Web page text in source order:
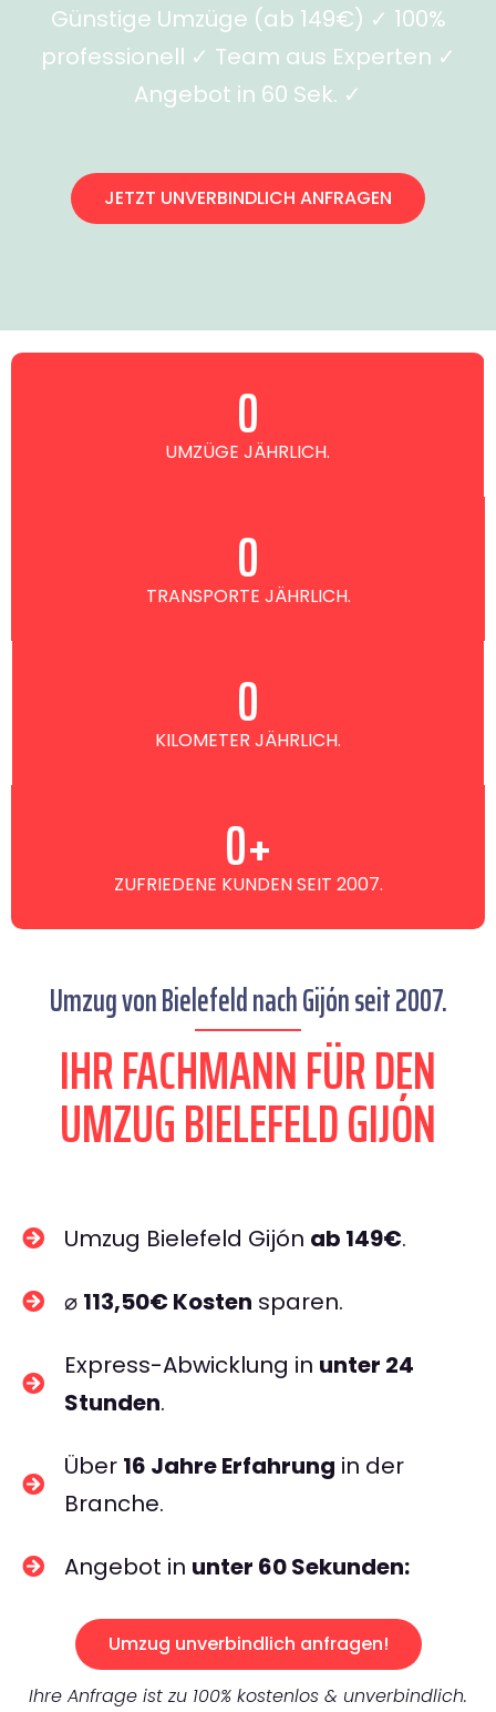
Günstige Umzüge (ab 149€) ✓ 100%
professionell ✓ Team aus Experten ✓
Angebot in 60 Sek. ✓
JETZT UNVERBINDLICH ANFRAGEN
UMZÜGE JÄHRLICH.
0
TRANSPORTE JÄHRLICH.
0
KILOMETER JÄHRLICH.
0
ZUFRIEDENE KUNDEN SEIT 2007.
0+
Umzug von Bielefeld nach Gijón seit 2007.
IHR FACHMANN FÜR DEN
UMZUG BIELEFELD GIJÓN
Umzug Bielefeld Gijón ab 149€.
⌀ 113,50€ Kosten sparen.
Express-Abwicklung in unter 24
Stunden.
Über 16 Jahre Erfahrung in der
Branche.
Angebot in unter 60 Sekunden:
Umzug unverbindlich anfragen!
Ihre Anfrage ist zu 100% kostenlos & unverbindlich.